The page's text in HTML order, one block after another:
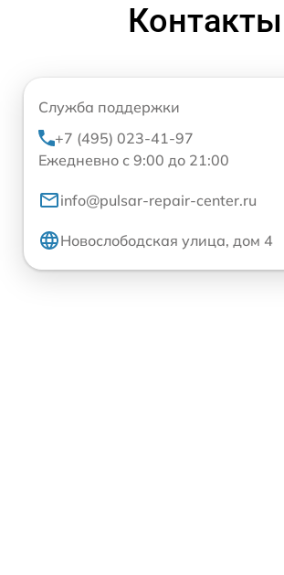
Контакты
Служба поддержки
+7 (495) 023-41-97
Ежедневно с 9:00 до 21:00
info@pulsar-repair-center.ru
Новослободская улица, дом 4